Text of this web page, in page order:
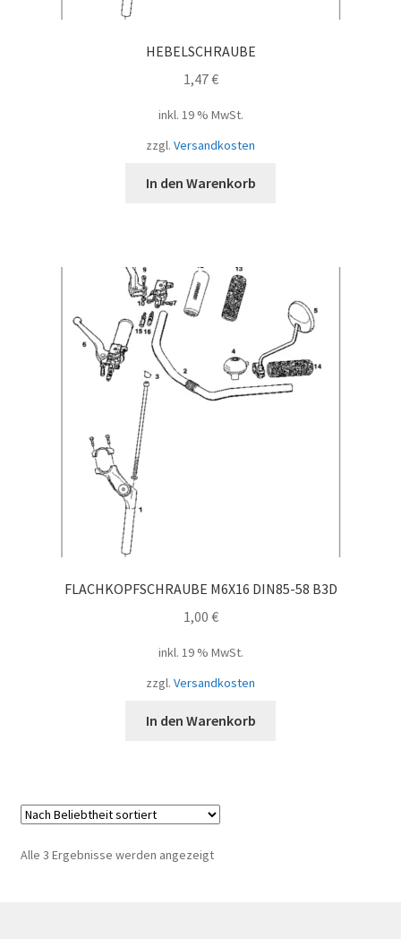
HEBELSCHRAUBE
1,47€
inkl. 19 % MwSt.
zzgl. Versandkosten
In den Warenkorb
FLACHKOPFSCHRAUBE M6X16 DIN85-58 B3D
1,00 €
inkl. 19 % MwSt.
zzgl. Versandkosten
In den Warenkorb
Alle 3 Ergebnisse werden angezeigtNach